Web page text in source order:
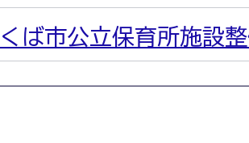
ば市公立保育所施設